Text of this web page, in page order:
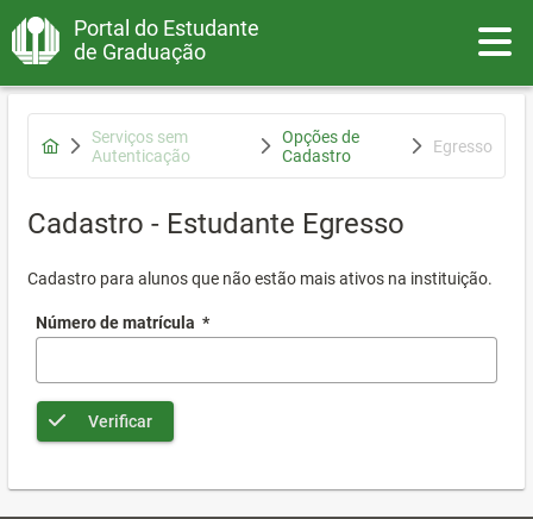
Portal do Estudante
de Graduação
Serviços sem
Autenticação
Opções de
Cadastro
Egresso
Cadastro - Estudante Egresso
Cadastro para alunos que não estão mais ativos na instituição.
Número de matrícula *
Verificar